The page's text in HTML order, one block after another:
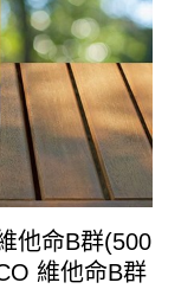
他命B群(500
維他命B群